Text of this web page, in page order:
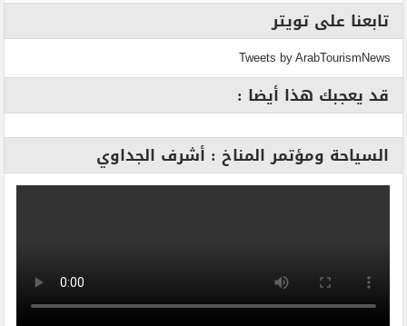
تابعنا على تويتر
Tweets by ArabTourismNews
قد يعجبك هذا أيضا :
السياحة ومؤتمر المناخ : أشرف الجداوي